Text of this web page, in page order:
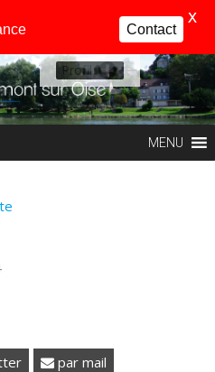
Profil
MENU
par mail
Contact
X